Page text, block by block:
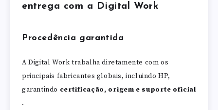
entrega com a Digital Work
Procedência garantida
A Digital Work trabalha diretamente com os
principais fabricantes globais, incluindo HP,
garantindo certificação, origem e suporte oficial
.